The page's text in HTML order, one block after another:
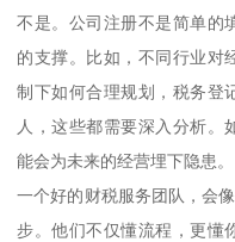
不是。公司注册不是简单的
的支撑。比如，不同行业对
制下如何合理规划，税务登
人，这些都需要深入分析。
能会为未来的经营埋下隐患。
一个好的财税服务团队，会
步。他们不仅懂流程，更懂